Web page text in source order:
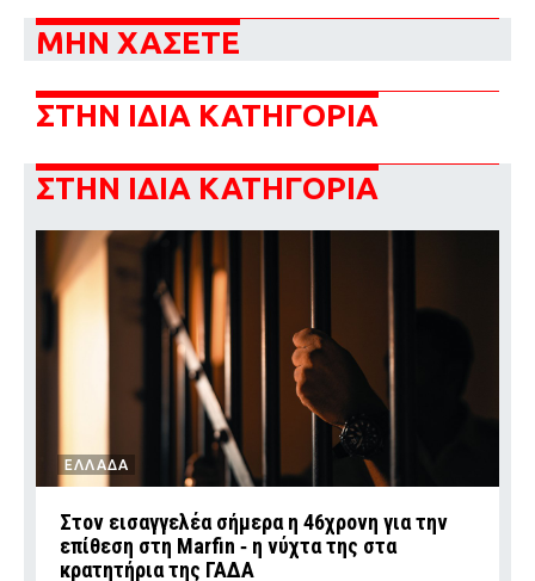
ΜΗΝ ΧΑΣΕΤΕ
ΣΤΗΝ ΙΔΙΑ ΚΑΤΗΓΟΡΙΑ
ΣΤΗΝ ΙΔΙΑ ΚΑΤΗΓΟΡΙΑ
ΕΛΛΑΔΑ
Στον εισαγγελέα σήμερα η 46χρονη για την
επίθεση στη Marfin ‑ η νύχτα της στα
κρατητήρια της ΓΑΔΑ